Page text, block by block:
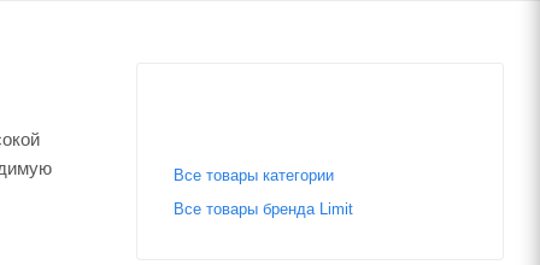
Все товары категории
Все товары бренда Limit